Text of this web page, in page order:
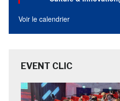
Voir le calendrier
EVENT CLIC